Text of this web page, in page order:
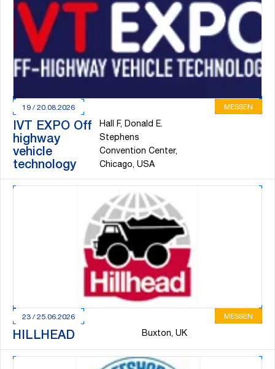
19 / 20.08.2026
IVT EXPO Off
highway
vehicle
technology
Hall F, Donald E.
Stephens
Convention Center,
Chicago, USA
MESSEN
23 / 25.06.2026
HILLHEAD Buxton, UK
MESSEN